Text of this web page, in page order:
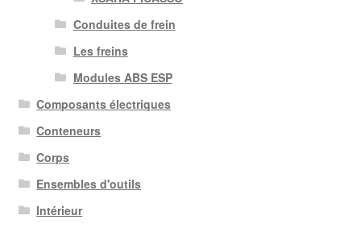
Conduites de frein
Les freins
Modules ABS ESP
Composants électriques
Conteneurs
Corps
Ensembles d'outils
Intérieur